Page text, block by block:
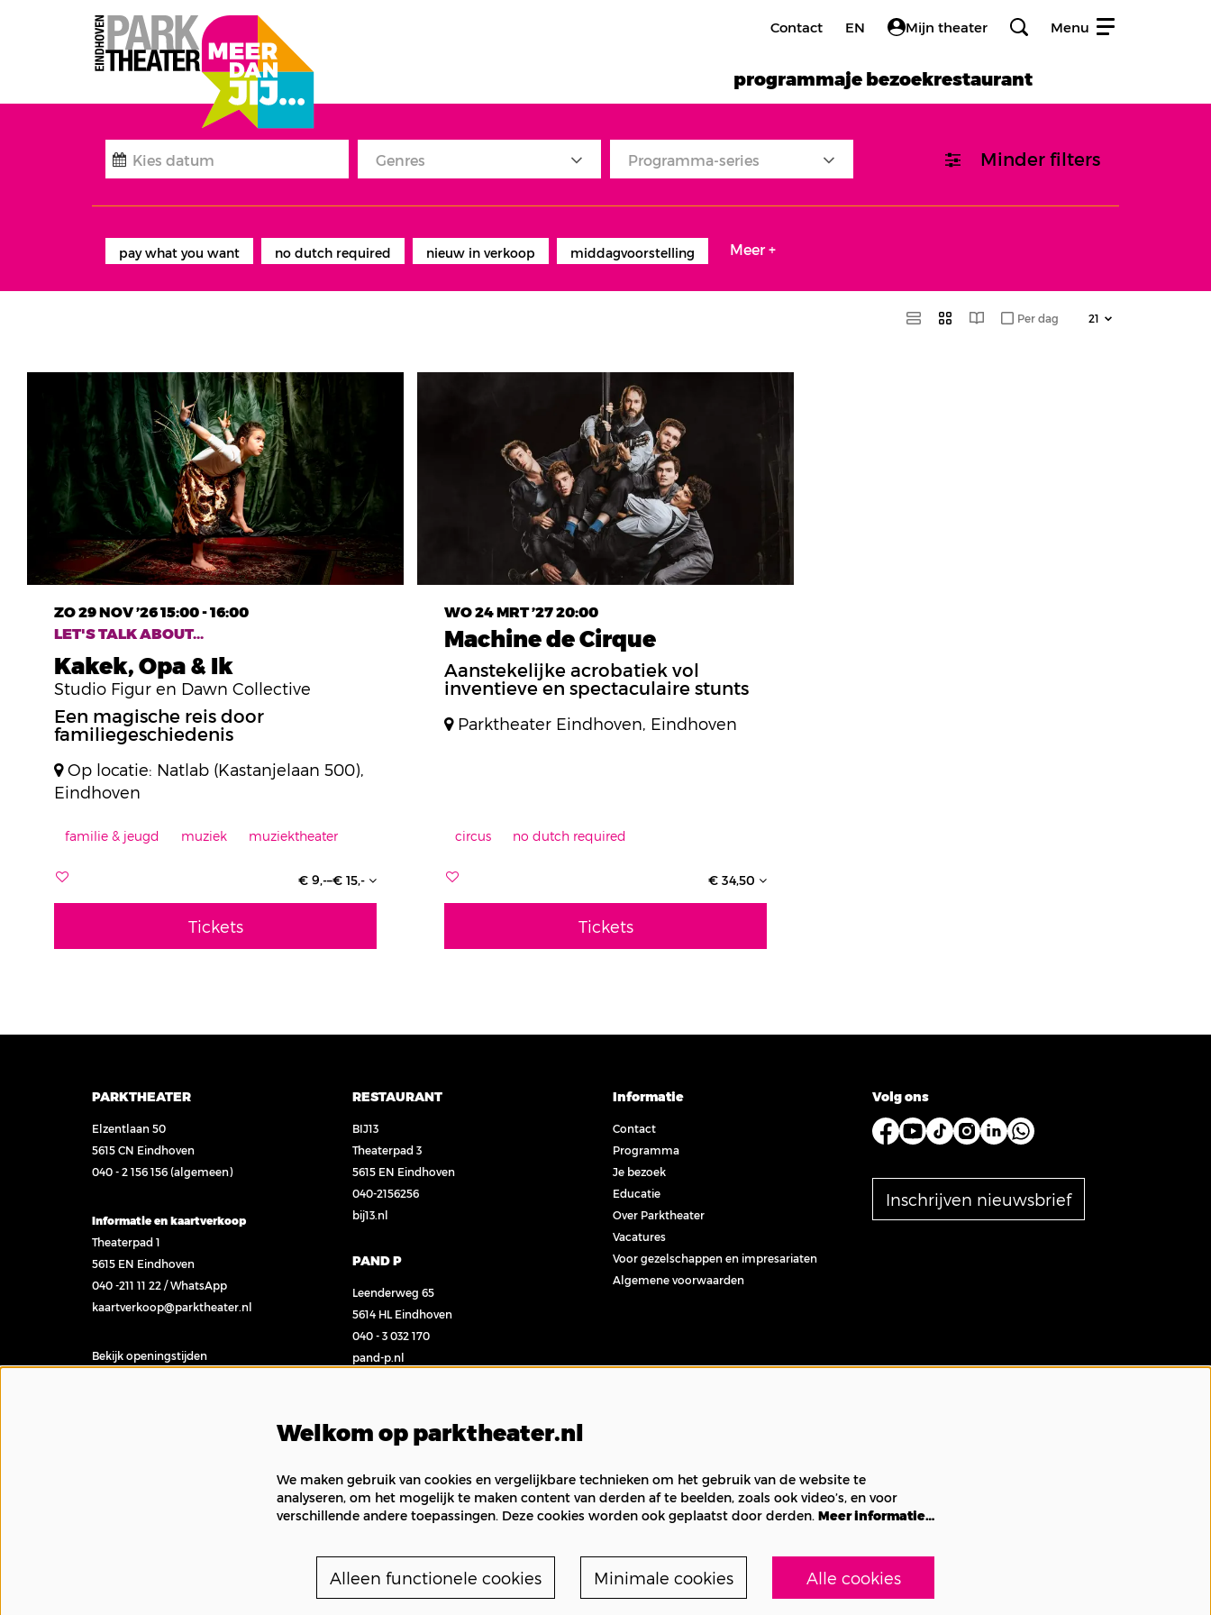
Contact EN Mijn theater
programmaje bezoekrestaurant
Menu
Genres Programma-series Minder filters
pay what you want no dutch required nieuw in verkoop middagvoorstelling Meer +
Per dag
Kakek, Opa & Ik
Studio Figur en Dawn Collective
LET'S TALK ABOUT...
ZO 29 NOV ’2615:00 - 16:00
Een magische reis door
familiegeschiedenis
Op locatie: Natlab (Kastanjelaan 500),
Eindhoven
familie & jeugd muziek muziektheater
€ 9,-–€ 15,-
Tickets
Machine de Cirque
WO 24 MRT ’2720:00
Aanstekelijke acrobatiek vol
inventieve en spectaculaire stunts
Parktheater Eindhoven, Eindhoven
circus no dutch required
€ 34,50
Tickets
PARKTHEATER
Elzentlaan 50
5615 CN Eindhoven
040 - 2 156 156 (algemeen)
Informatie en kaartverkoop
Theaterpad 1
5615 EN Eindhoven
040 -211 11 22 /WhatsApp
kaartverkoop@parktheater.nl
Bekijk openingstijden
RESTAURANT
BIJ13
Theaterpad 3
5615 EN Eindhoven
040-2156256
bij13.nl
PAND P
Leenderweg 65
5614 HL Eindhoven
040 - 3 032 170
pand-p.nl
Informatie
Contact
Programma
Je bezoek
Educatie
Over Parktheater
Vacatures
Voor gezelschappen en impresariaten
Algemene voorwaarden
Volg ons
Inschrijven nieuwsbrief
Welkom op parktheater.nl
We maken gebruik van cookies en vergelijkbare technieken om het gebruik van de website te
analyseren, om het mogelijk te maken content van derden af te beelden, zoals ook video’s, en voor
verschillende andere toepassingen. Deze cookies worden ook geplaatst door derden. Meer informatie…
Alleen functionele cookies Minimale cookies Alle cookies